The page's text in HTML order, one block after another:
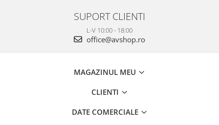
SUPORT CLIENTI
L-V 10:00 - 18:00
office@avshop.ro
MAGAZINUL MEU
CLIENTI
DATE COMERCIALE